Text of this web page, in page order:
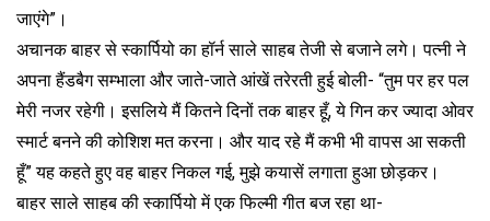
जाएंगे”।
अचानक बाहर से स्कार्पियो का हॉर्न साले साहब तेजी से बजाने लगे। पत्नी ने
अपना हैंडबैग सम्भाला और जाते-जाते आंखें तरेरती हुई बोली- “तुम पर हर पल
मेरी नजर रहेगी। इसलिये मैं कितने दिनों तक बाहर हूँ, ये गिन कर ज्यादा ओवर
स्मार्ट बनने की कोशिश मत करना। और याद रहे मैं कभी भी वापस आ सकती
हूँ” यह कहते हुए वह बाहर निकल गई, मुझे कयासें लगाता हुआ छोड़कर।
बाहर साले साहब की स्कार्पियो में एक फिल्मी गीत बज रहा था-